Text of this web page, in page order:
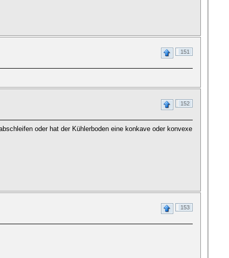
151
152
oder hat der Kühlerboden eine konkave oder konvexe
153